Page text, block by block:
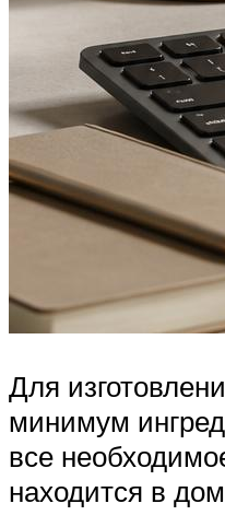
Для
минимум
все
находится в